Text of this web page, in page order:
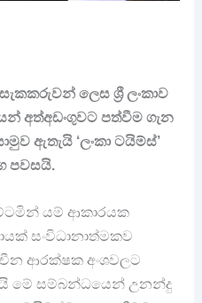
ලෙස ශ්‍රී ලංකාව
අත්අඩංගුවට පත්වීම ගැන
ඇතැයි ‘ලංකා ටයිම්ස්’
පවසයි.
යම් ආකාරයක
සංවිධානාත්මකව
ආරක්ෂක අංශවලට
මේ සම්බන්ධයෙන් උනන්දු